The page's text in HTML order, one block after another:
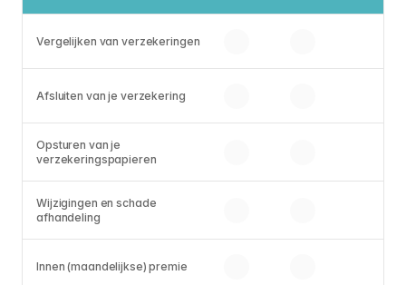
Vergelijken van verzekeringen
Afsluiten van je verzekering
Opsturen van je
verzekeringspapieren
Wijzigingen en schade
afhandeling
Innen (maandelijkse) premie